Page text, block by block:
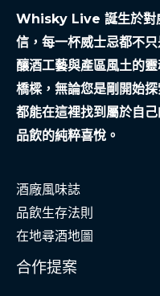
Whisky Live 誕生於對
信，每一杯威士忌都不
釀酒工藝與產區風土的
橋樑，無論您是剛開始
都能在這裡找到屬於自
品飲的純粹喜悅。
酒廠風味誌
品飲生存法則
在地尋酒地圖
合作提案